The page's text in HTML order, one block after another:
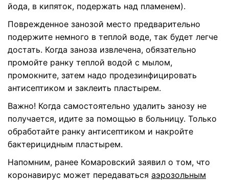
йода, в кипяток, подержать над пламенем).
Поврежденное занозой место предварительно
подержите немного в теплой воде, так будет легче
достать. Когда заноза извлечена, обязательно
промойте ранку теплой водой с мылом,
промокните, затем надо продезинфицировать
антисептиком и заклеить пластырем.
Важно! Когда самостоятельно удалить занозу не
получается, идите за помощью в больницу. Только
обработайте ранку антисептиком и накройте
бактерицидным пластырем.
Напомним, ранее Комаровский заявил о том, что
коронавирус может передаваться аэрозольным